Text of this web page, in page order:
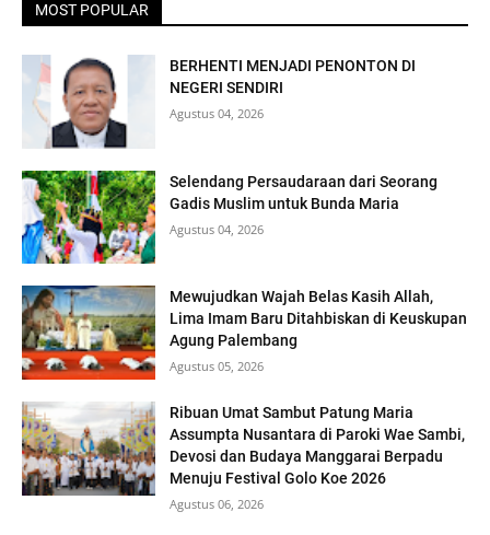
MOST POPULAR
BERHENTI MENJADI PENONTON DI
NEGERI SENDIRI
Agustus 04, 2026
Selendang Persaudaraan dari Seorang
Gadis Muslim untuk Bunda Maria
Agustus 04, 2026
Mewujudkan Wajah Belas Kasih Allah,
Lima Imam Baru Ditahbiskan di Keuskupan
Agung Palembang
Agustus 05, 2026
Ribuan Umat Sambut Patung Maria
Assumpta Nusantara di Paroki Wae Sambi,
Devosi dan Budaya Manggarai Berpadu
Menuju Festival Golo Koe 2026
Agustus 06, 2026